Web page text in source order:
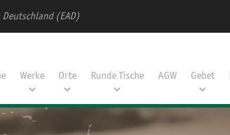
(EAD)
Werke Orte Runde Tische AGW Gebet